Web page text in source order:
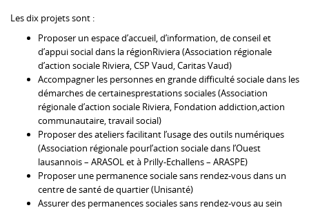
Les dix projets sont :
Proposer un espace d’accueil, d’information, de conseil et
d’appui social dans la régionRiviera (Association régionale
d’action sociale Riviera, CSP Vaud, Caritas Vaud)
Accompagner les personnes en grande difficulté sociale dans les
démarches de certainesprestations sociales (Association
régionale d’action sociale Riviera, Fondation addiction,action
communautaire, travail social)
Proposer des ateliers facilitant l’usage des outils numériques
(Association régionale pourl’action sociale dans l’Ouest
lausannois – ARASOL et à Prilly-Echallens – ARASPE)
Proposer une permanence sociale sans rendez-vous dans un
centre de santé de quartier (Unisanté)
Assurer des permanences sociales sans rendez-vous au sein